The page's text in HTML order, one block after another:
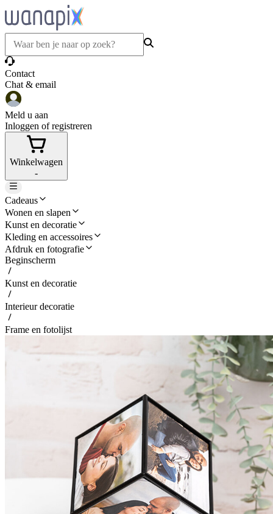
Contact
Chat & email
Meld u aan
Inloggen of registreren
Winkelwagen
-
Cadeaus
Wonen en slapen
Kunst en decoratie
Kleding en accessoires
Afdruk en fotografie
Beginscherm
Kunst en decoratie
Interieur decoratie
Frame en fotolijst